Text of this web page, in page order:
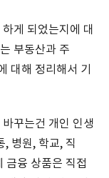
게 되었는지에 대
부동산과 주
대해 정리해서 기
꾸는건 개인 인생
, 병원, 학교, 직
금융 상품은 직접